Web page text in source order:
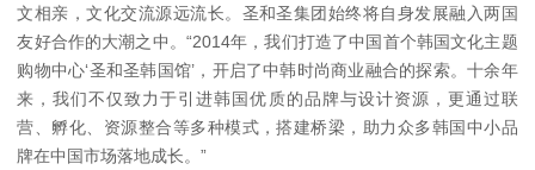
文相亲，文化交流源远流长。圣和圣集团始终将自身发展融入两国
友好合作的大潮之中。“2014年，我们打造了中国首个韩国文化主题
购物中心‘圣和圣韩国馆’，开启了中韩时尚商业融合的探索。十余年
来，我们不仅致力于引进韩国优质的品牌与设计资源，更通过联
营、孵化、资源整合等多种模式，搭建桥梁，助力众多韩国中小品
牌在中国市场落地成长。”